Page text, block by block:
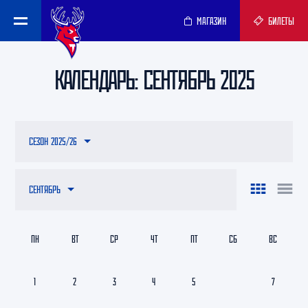
МАГАЗИН БИЛЕТЫ
КАЛЕНДАРЬ: СЕНТЯБРЬ 2025
СЕНТЯБРЬ
СЕЗОН 2025/26
1 2 3 4 5 7
ПН ВТ СР ЧТ ПТ СБ ВС